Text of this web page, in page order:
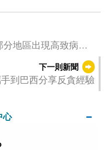
地區出現高致病性
下一則新聞
到巴西分享反貪經驗
心